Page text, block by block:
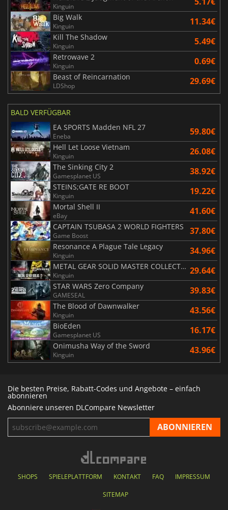
Kinguin
Big Walk
Kinguin 11.34€
Kill The Shadow
Kinguin 5.49€
Retrowave 2
Kinguin 0.69€
Beast of Reincarnation
LDShop 29.69€
BALD VERFÜGBAR
EA SPORTS Madden NFL 27
Eneba 59.80€
Hell Let Loose Vietnam
Kinguin 26.08€
The Sinking City 2
Gamesplanet US 38.92€
STEINS;GATE RE BOOT
Kinguin 19.22€
Mortal Shell II
eBay 41.60€
CAPTAIN TSUBASA 2 WORLD FIGHTERS
Game Boost 37.80€
Resonance A Plague Tale Legacy
Kinguin 34.96€
METAL GEAR SOLID MASTER COLLECTION Vol.2
Kinguin 29.64€
STAR WARS Zero Company
GAMESEAL 39.83€
The Blood of Dawnwalker
Kinguin 43.56€
BioEden
Gamesplanet US 16.17€
Onimusha Way of the Sword
Kinguin 43.96€
Die besten Preise, Rabatt-Codes und Angebote – einfach
abonnieren
Abonniere unseren DLCompare Newsletter
SHOPS SPIELEPLATTFORM KONTAKT FAQ IMPRESSUM
SITEMAP